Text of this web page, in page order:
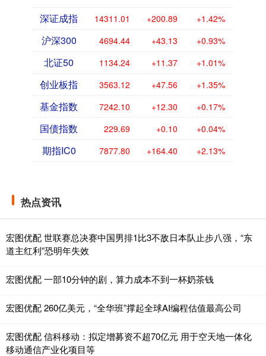
深证成指 14311.01 +200.89 +1.42%
沪深300 4694.44 +43.13 +0.93%
北证50 1134.24 +11.37 +1.01%
创业板指 3563.12 +47.56 +1.35%
基金指数 7242.10 +12.30 +0.17%
国债指数 229.69 +0.10 +0.04%
期指IC0 7877.80 +164.40 +2.13%
热点资讯
宏图优配 世联赛总决赛中国男排1比3不敌日本队止步八强，“东
道主红利”恐明年失效
宏图优配 一部10分钟的剧，算力成本不到一杯奶茶钱
宏图优配 260亿美元，“全华班”撑起全球AI编程估值最高公司
宏图优配 信科移动：拟定增募资不超70亿元 用于空天地一体化
移动通信产业化项目等